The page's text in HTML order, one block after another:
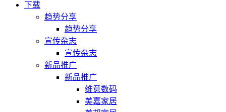
下载
趋势分享
趋势分享
宣传杂志
宣传杂志
新品推广
新品推广
维意数码
美嘉家居